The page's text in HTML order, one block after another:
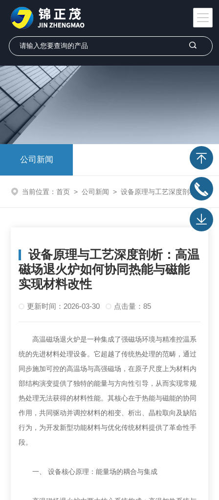
公司新闻
当前位置： 首页 > 公司新闻 > 设备原理与工艺深度剖析：高温磁场退火炉如何协同热能与磁能实现材料改性
设备原理与工艺深度剖析：高温
磁场退火炉如何协同热能与磁能
实现材料改性
更新时间：2026-03-30 点击量：85
高温磁场退火炉是一种集成了强磁场环境与精准控温系
统的先进材料处理设备。它超越了传统热处理的范畴，通过
同步施加可控的高温场与高强磁场，在原子尺度上为材料内
部结构演变提供了独特的能量与方向性引导，从而实现常规
热处理无法获得的材料性能。其核心在于热能与磁能的协同
作用，共同驱动并调控材料的相变、析出、晶粒取向及缺陷
行为，为开发新型功能材料与优化传统材料提供了革命性手
段。
一、 设备核心原理：能量场的耦合与集成